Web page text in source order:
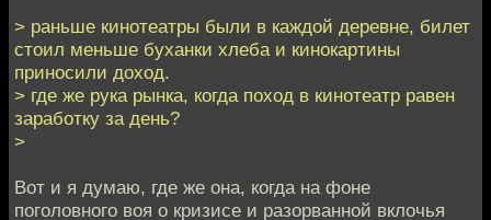
> раньше кинотеатры были в каждой деревне, билет
стоил меньше буханки хлеба и кинокартины
приносили доход.
> где же рука рынка, когда поход в кинотеатр равен
заработку за день?
>
Вот и я думаю, где же она, когда на фоне
поголовного воя о кризисе и разорванной вклочья